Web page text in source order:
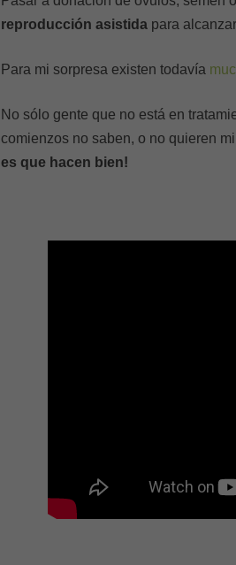
reproducción asistida para
Para mi sorpresa existen todavía
No sólo gente que no está en
comienzos no saben, o no quieren
es que hacen bien!